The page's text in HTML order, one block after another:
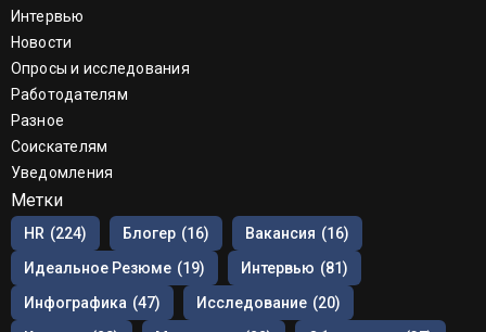
Интервью
Новости
Опросы и исследования
Работодателям
Разное
Соискателям
Уведомления
Метки
HR (224) Блогер (16) Вакансия (16)
Идеальное Резюме (19) Интервью (81)
Инфографика (47) Исследование (20)